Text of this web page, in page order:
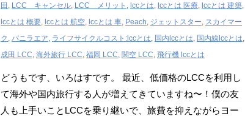
田 , LCC キャンセル, LCC メリット , lccとは, lccとは 医療, lccとは 建築,
lccとは 概要, lccとは 航空, lccとは 車, Peach, ジェットスター, スカイマー
ク , バニラエア, ライフサイクルコスト:lccとは, 国内lccとは, 国内線lccとは,
成田 LCC, 海外旅行 LCC, 福岡 LCC, 関空 LCC, 飛行機 lccとは
どうもです、いろはすです。 最近、低価格のLCCを利用し
て海外や国内旅行する人が増えてきていますね〜！僕の友
人も上手いことLCCを乗り継いで、旅費を抑えながらヨー